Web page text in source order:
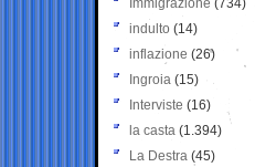
Immigrazione (734)
indulto (14)
inflazione (26)
Ingroia (15)
Interviste (16)
la casta (1.394)
La Destra (45)